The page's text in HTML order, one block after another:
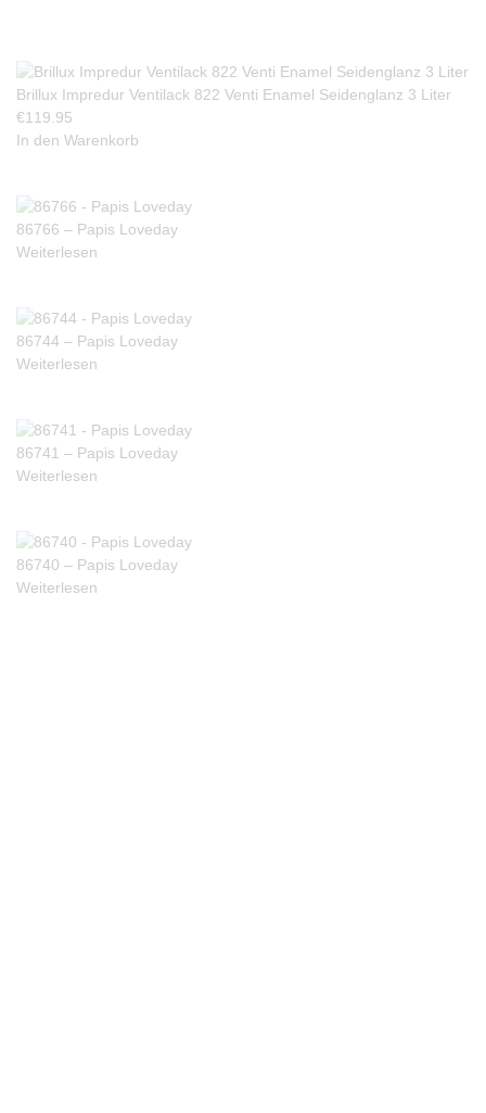
Brillux Impredur Ventilack 822 Venti Enamel Seidenglanz 3 Liter
€119.95
In den Warenkorb
86766 – Papis Loveday
Weiterlesen
86744 – Papis Loveday
Weiterlesen
86741 – Papis Loveday
Weiterlesen
86740 – Papis Loveday
Weiterlesen